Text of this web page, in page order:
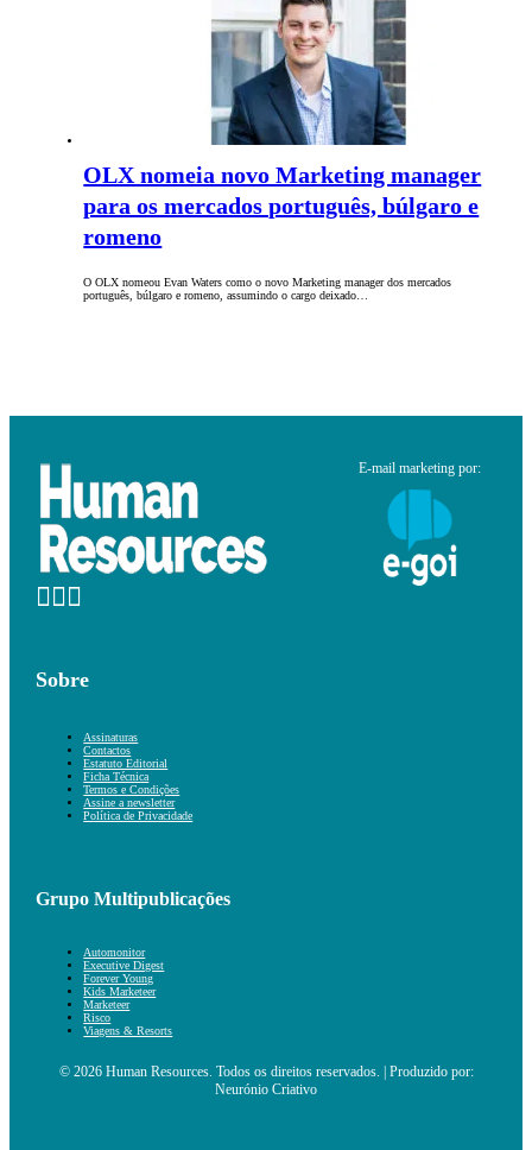
OLX nomeia novo Marketing manager
para os mercados português, búlgaro e
romeno
O OLX nomeou Evan Waters como o novo Marketing manager dos mercados
português, búlgaro e romeno, assumindo o cargo deixado…
E-mail marketing por:
Sobre
Assinaturas
Contactos
Estatuto Editorial
Ficha Técnica
Termos e Condições
Assine a newsletter
Política de Privacidade
Grupo Multipublicações
Automonitor
Executive Digest
Forever Young
Kids Marketeer
Marketeer
Risco
Viagens & Resorts
© 2026 Human Resources. Todos os direitos reservados. | Produzido por:
Neurónio Criativo